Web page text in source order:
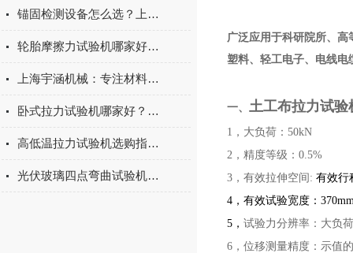
锚固检测设备怎么选？上海宇涵膨胀螺丝拉拔试验机品牌评测
轮胎摩擦力试验机哪家好？上海宇涵试验机综合评测
上海宇涵机械：专注材料力学检测，电池片拉力试验机助力光伏品质管控
卧式拉力试验机哪家好？2026年国产实力厂家实测推荐
高低温拉力试验机选购指南：聚焦上海宇涵的技术实力与可靠方案
光伏玻璃四点弯曲试验机的重要性
广泛应用于科研院所、
塑料、轻工电子、电线
一、 土工布拉力试验
1，大负荷：50kN
2，精度等级：0.5%
3，有效拉伸空间: 有效行
4 ，有效试验宽度：
5 ， 试验力分辨率：大负
6，位移测量精度：示值